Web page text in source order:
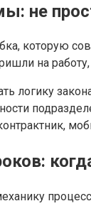
не
которую
на работу,
логику